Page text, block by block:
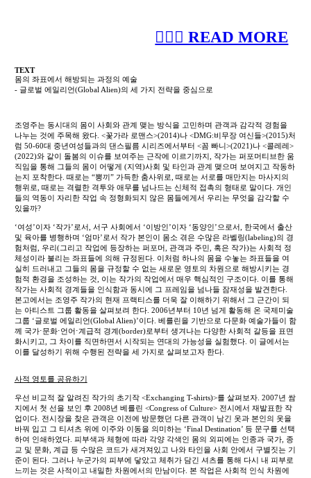
︎︎︎︎︎︎︎︎︎ READ MORE
TEXT
몸의 좌표에서 해방되는 과정의 예술
- 글로벌 에일리언(Global Alien)의 세 가지 전략을 중심으로
조영주는 동시대의 몸이 사회와 관계 맺는 방식을 고민하며 관객과 감각적 경험을
나누는 것에 주목해 왔다. <꽃가라 로맨스>(2014)나 <DMG:비무장 여신들>(2015)처
럼 50-60대 중년여성들과의 댄스필름 시리즈에서부터 <꼼 빠니>(2021)나 <콜레레>
(2022)와 같이 돌봄의 이슈를 보여주는 근작에 이르기까지, 작가는 퍼포머티브한 움
직임을 통해 그들의 몸이 어떻게 (지역)사회 및 타인과 관계 맺으며 보여지고 작동하
는지 포착한다. 때로는 “뽕끼” 가득한 춤사위로, 때로는 서로를 매만지는 마사지의
행위로, 때로는 격렬한 격투와 애무를 넘나드는 신체적 접촉의 형태로 말이다. 개인
들의 역동이 자리한 작업 속 정형화되지 않은 몸들에게서 우리는 무엇을 감각할 수
있을까?
‘여성’이자 ‘작가’로서, 서구 사회에서 ‘이방인’이자 ‘동양인’으로서, 한국에서 출산
및 육아를 병행하며 ‘엄마’로서 작가 본인이 몸소 겪은 수많은 라벨링(labeling)의 경
험처럼, 우리(그리고 작업에 등장하는 퍼포머, 관객과 주민, 혹은 작가)는 사회적 정
체성이라 불리는 좌표들에 의해 규정된다. 이처럼 하나의 몸을 수놓는 좌표들을 여
실히 드러내고 그들의 몸을 규정할 수 없는 새로운 영토의 차원으로 해방시키는 경
험적 환경을 조성하는 것, 이는 작가의 작업에서 매우 핵심적인 구조이다. 이를 통해
작가는 사회적 경계들을 인식함과 동시에 그 프레임을 넘나들 잠재성을 발견한다.
본고에서는 조영주 작가의 현재 프랙티스를 더욱 잘 이해하기 위해서 그 근간이 되
는 아티스트 그룹 활동을 살펴보려 한다. 2006년부터 10년 넘게 활동해 온 국제미술
그룹 ‘글로벌 에일리언(Global Alien)’이다. 베를린을 기반으로 다문화 예술가들이 함
께 국가⋅문화⋅언어⋅계급적 경계(border)로부터 생겨나는 다양한 사회적 갈등을 표면
화시키고, 그 차이를 직면하면서 시작되는 연대의 가능성을 실험했다. 이 글에서는
이를 달성하기 위해 수행된 전략을 세 가지로 살펴보고자 한다.
사적 영토를 공유하기
우선 비교적 잘 알려진 작가의 초기작 <Exchanging T-shirts)>를 살펴보자. 2007년 쌈
지에서 첫 선을 보인 후 2008년 베를린 <Congress of Culture> 전시에서 재발표한 작
업이다. 전시장을 찾은 관객은 이전에 방문했던 다른 관객이 남긴 옷과 본인의 옷을
바꿔 입고 그 티셔츠 위에 이주와 이동을 의미하는 ‘Final Destination’ 등 문구를 선택
하여 인쇄하였다. 피부색과 체형에 따라 각양 각색인 몸의 외피에는 인종과 국가, 종
교 및 문화, 계급 등 수많은 코드가 새겨져있고 나와 타인을 사회 안에서 구별짓는 기
준이 된다. 그러나 누군가의 피부에 닿았고 체취가 담긴 셔츠를 통해 다시 내 피부로
느끼는 것은 사적이고 내밀한 차원에서의 만남이다. 본 작업은 사회적 인식 차원에